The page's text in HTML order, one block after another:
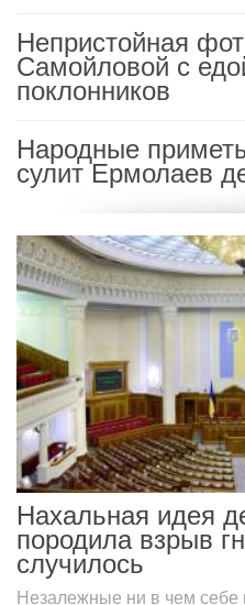
Непристойная
Самойловой с
поклонников
Народные
сулит Ермолаев
Нахальная идея
породила взрыв
случилось
Незалежные ни в чем себе